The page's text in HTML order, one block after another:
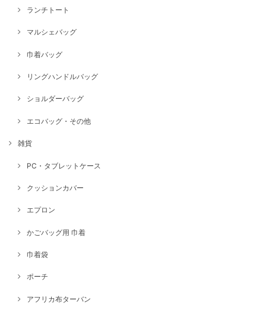
ランチトート
マルシェバッグ
巾着バッグ
リングハンドルバッグ
ショルダーバッグ
エコバッグ・その他
雑貨
PC・タブレットケース
クッションカバー
エプロン
かごバッグ用 巾着
巾着袋
ポーチ
アフリカ布ターバン